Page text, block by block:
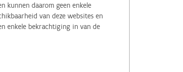
kunnen daarom geen enkele
van deze websites en
enkele bekrachtiging in van de